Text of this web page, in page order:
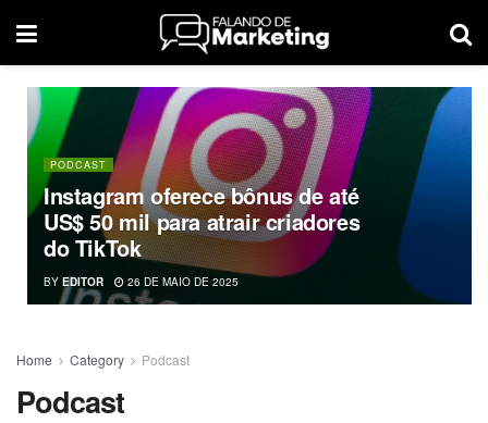
PODCAST
Instagram oferece bônus de até
US$ 50 mil para atrair criadores
do TikTok
BY EDITOR 26 DE MAIO DE 2025
Home Category Podcast
Podcast